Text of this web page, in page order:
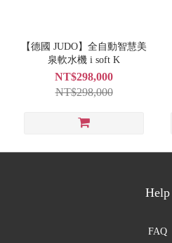
【德國 JUDO】全自動智慧美
泉軟水機 i soft K
NT$298,000
NT$298,000
Help
FAQ